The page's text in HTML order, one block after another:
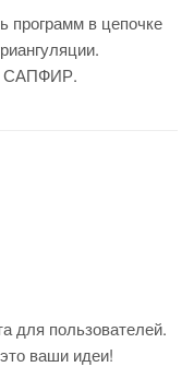
в цепочке
САПФИР.
для пользователей.
ваши идеи!